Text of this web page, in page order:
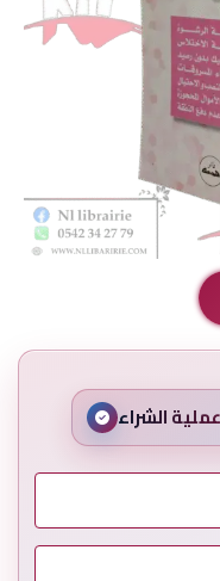
الشراء